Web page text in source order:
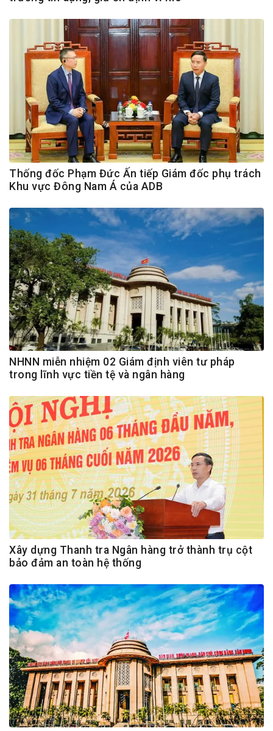
Thống đốc Phạm Đức Ấn tiếp Giám đốc phụ trách
Khu vực Đông Nam Á của ADB
NHNN miễn nhiệm 02 Giám định viên tư pháp
trong lĩnh vực tiền tệ và ngân hàng
Xây dựng Thanh tra Ngân hàng trở thành trụ cột
bảo đảm an toàn hệ thống